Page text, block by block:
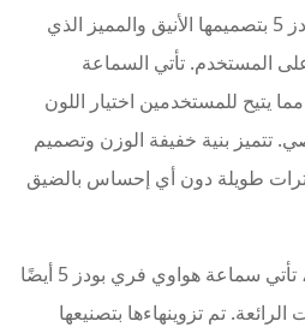
تتميز سماعة هواوي فري بودز 5 بتصميمها الأنيق والمميز الذي
المستخدم. تأتي السماعة
يتيح للمستخدمين اختيار اللون
تتميز بنية خفيفة الوزن وتصميم
طويلة دون أي إحساس بالضيق
بالإضافة إلى التصميم الرائع، تأتي سماعة هواوي فري بودز 5 أيضًا
تم تزوينهاءها بتصنيعها